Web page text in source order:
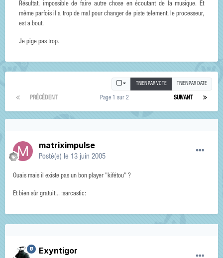
Résultat, impossible de faire autre chose en écoutant de la musique. Et
même parfois il a trop de mal pour changer de piste telement, le processeur,
est a bout.
Je pige pas trop.
TRIER PAR VOTE TRIER PAR DATE
PRÉCÉDENT SUIVANT
Page 1 sur 2
matriximpulse
Posté(e) le 13 juin 2005
Ouais mais il existe pas un bon player "kifétou" ?
Et bien sûr gratuit... :sarcastic:
Exyntigor